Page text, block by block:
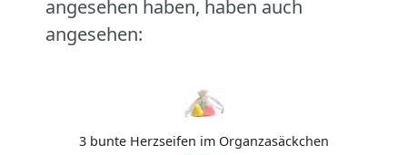
angesehen haben, haben auch
angesehen:
3 bunte Herzseifen im Organzasäckchen